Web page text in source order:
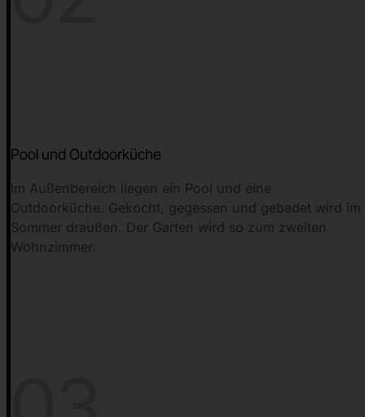
Pool und Outdoorküche
Im Außenbereich liegen ein Pool und eine
Outdoorküche. Gekocht, gegessen und gebadet wird im
Sommer draußen. Der Garten wird so zum zweiten
Wohnzimmer.